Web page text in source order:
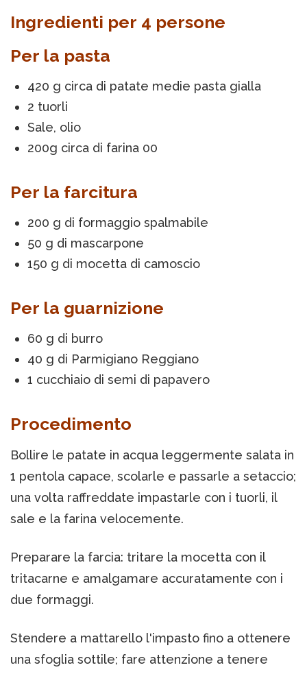
Ingredienti per 4 persone
Per la pasta
420 g circa di patate medie pasta gialla
2 tuorli
Sale, olio
200g circa di farina 00
Per la farcitura
200 g di formaggio spalmabile
50 g di mascarpone
150 g di mocetta di camoscio
Per la guarnizione
60 g di burro
40 g di Parmigiano Reggiano
1 cucchiaio di semi di papavero
Procedimento
Bollire le patate in acqua leggermente salata in
1 pentola capace, scolarle e passarle a setaccio;
una volta raffreddate impastarle con i tuorli, il
sale e la farina velocemente.
Preparare la farcia: tritare la mocetta con il
tritacarne e amalgamare accuratamente con i
due formaggi.
Stendere a mattarello l'impasto fino a ottenere
una sfoglia sottile; fare attenzione a tenere